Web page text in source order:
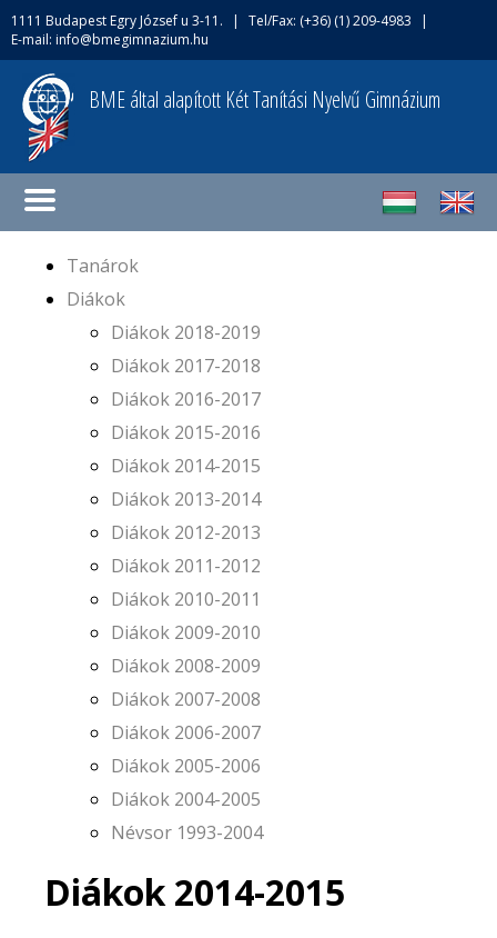
1111 Budapest Egry József u 3-11. | Tel/Fax: (+36) (1) 209-4983
|
E-mail: info@bmegimnazium.hu
BME által alapított Két Tanítási Nyelvű Gimnázium
Tanárok
Diákok
Diákok 2018-2019
Diákok 2017-2018
Diákok 2016-2017
Diákok 2015-2016
Diákok 2014-2015
Diákok 2013-2014
Diákok 2012-2013
Diákok 2011-2012
Diákok 2010-2011
Diákok 2009-2010
Diákok 2008-2009
Diákok 2007-2008
Diákok 2006-2007
Diákok 2005-2006
Diákok 2004-2005
Névsor 1993-2004
Diákok 2014-2015